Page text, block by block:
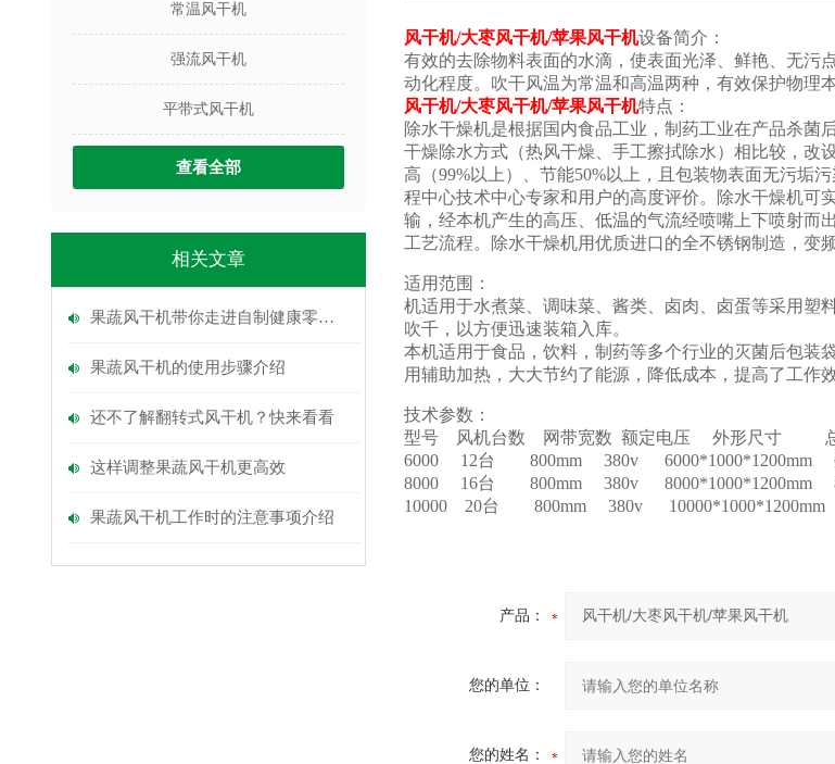
常温风干机
强流风干机
平带式风干机
查看全部
相关文章
果蔬风干机带你走进自制健康零食的乐园
果蔬风干机的使用步骤介绍
还不了解翻转式风干机？快来看看
这样调整果蔬风干机更高效
果蔬风干机工作时的注意事项介绍
风干机/大枣风干机/苹果风干机设备简介：
有效的去除物料表面的水滴，使表面光泽、鲜艳、无污
动化程度。吹干风温为常温和高温两种，有效保护物理
风干机/大枣风干机/苹果风干机特点：
除水干燥机是根据国内食品工业，制药工业在产品杀
干燥除水方式（热风干燥、手工擦拭除水）相比较，改
高（99%以上）、节能50%以上，且包装物表面无污垢
程中心技术中心专家和用户的高度评价。
除水干燥机可
输，经本机产生的高压、低温的气流经喷嘴上下喷射而
工艺流程。
除水干燥机用优质进口的全不锈钢制造，变
适用范围：
机适用于水煮菜、调味菜、酱类、卤肉、卤蛋等采用塑
吹千，以方便迅速装箱入库。
本机适用于食品，饮料，制药等多个行业的灭菌后包装
用辅助加热，大大节约了能源，降低成本，提高了工作
技术参数：
型号 风机台数 网带宽数 额定电压 外形尺寸
6000 12台 800mm 380v 6000*1000*1200mm
8000 16台 800mm 380v 8000*1000*1200mm
10000 20台 800mm 380v 10000*1000*1200mm
产品：
您的单位：
您的姓名：